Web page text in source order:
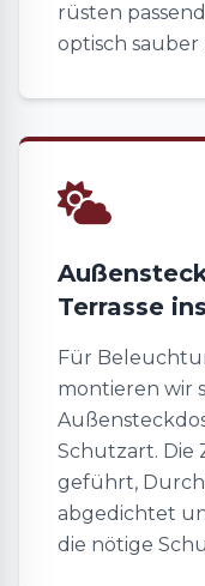
rüsten
optisch
Terrasse
Für
montieren wir
Schutzart.
geführt,
abgedichtet
die nötige